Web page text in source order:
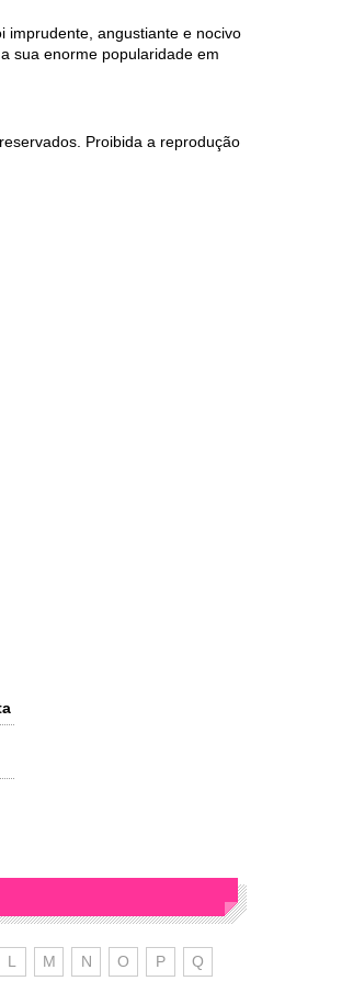
imprudente, angustiante e nocivo
sua enorme popularidade em
Proibida a reprodução
L M N O P Q